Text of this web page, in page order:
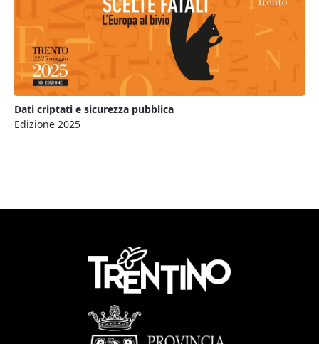
Dati criptati e sicurezza pubblica
Edizione 2025